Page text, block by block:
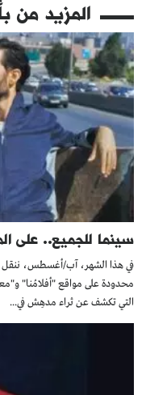
المزيد من
سينما للجميع.. على
في هذا الشهر، آب/أغسطس، ننقل لكم
محدودة على مواقع "أفلامُنا"
التي تكشف عن ثراء مدهِش في...